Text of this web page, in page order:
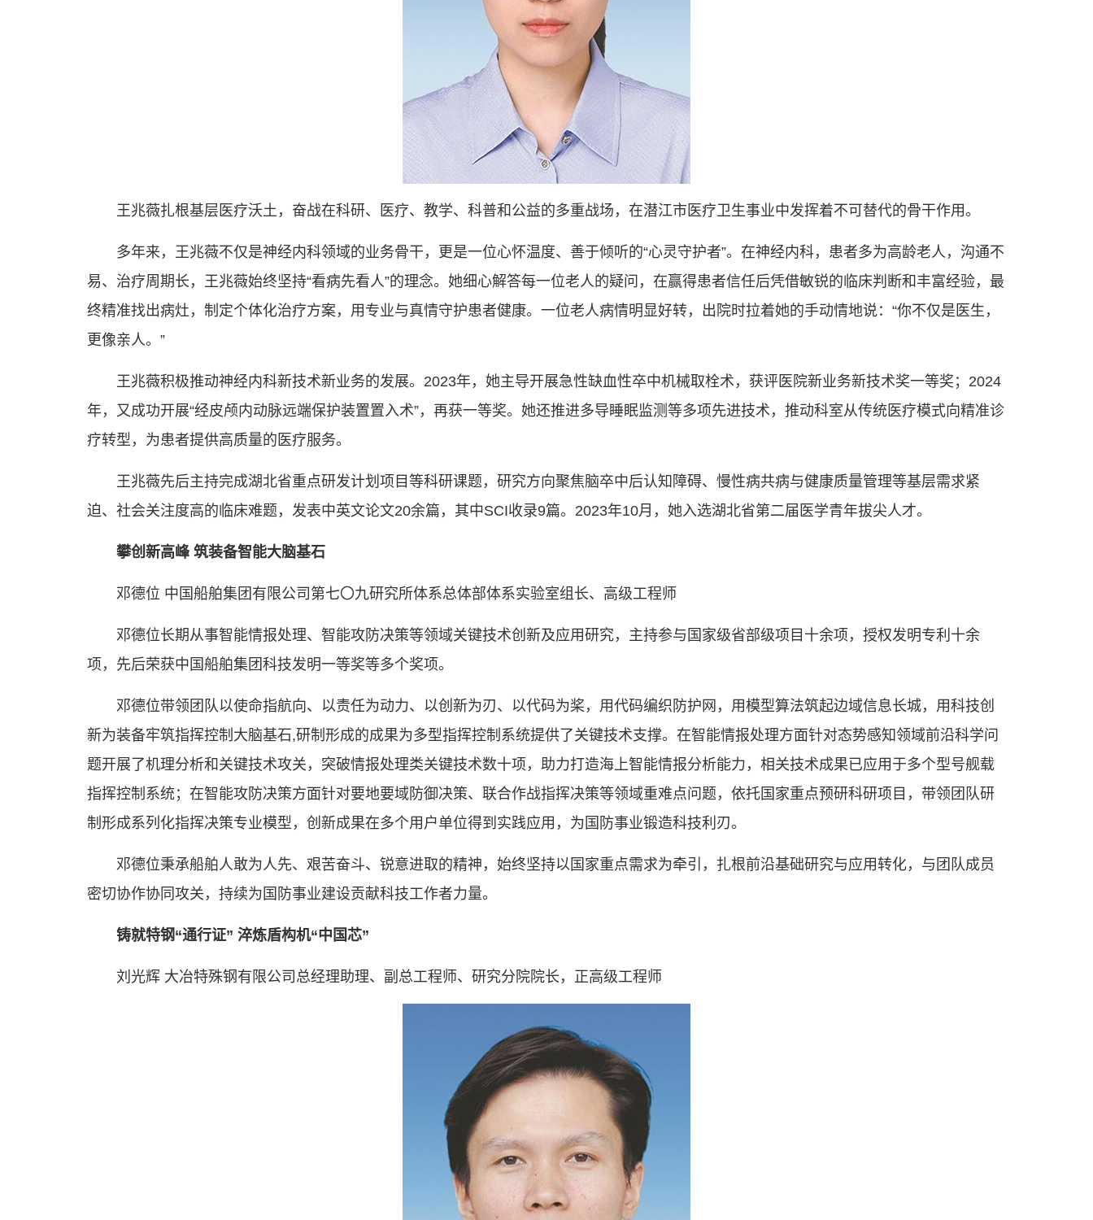
王兆薇扎根基层医疗沃土，奋战在科研、医疗、教学、科普和公益的多重战场，在潜江市医疗卫生事业中发挥着不可替代的骨干作用。
多年来，王兆薇不仅是神经内科领域的业务骨干，更是一位心怀温度、善于倾听的“心灵守护者”。在神经内科，患者多为高龄老人，沟通不
易、治疗周期长，王兆薇始终坚持“看病先看人”的理念。她细心解答每一位老人的疑问，在赢得患者信任后凭借敏锐的临床判断和丰富经验，最
终精准找出病灶，制定个体化治疗方案，用专业与真情守护患者健康。一位老人病情明显好转，出院时拉着她的手动情地说：“你不仅是医生，
更像亲人。”
王兆薇积极推动神经内科新技术新业务的发展。2023年，她主导开展急性缺血性卒中机械取栓术，获评医院新业务新技术奖一等奖；2024
年，又成功开展“经皮颅内动脉远端保护装置置入术”，再获一等奖。她还推进多导睡眠监测等多项先进技术，推动科室从传统医疗模式向精准诊
疗转型，为患者提供高质量的医疗服务。
王兆薇先后主持完成湖北省重点研发计划项目等科研课题，研究方向聚焦脑卒中后认知障碍、慢性病共病与健康质量管理等基层需求紧
迫、社会关注度高的临床难题，发表中英文论文20余篇，其中SCI收录9篇。2023年10月，她入选湖北省第二届医学青年拔尖人才。
攀创新高峰 筑装备智能大脑基石
邓德位 中国船舶集团有限公司第七〇九研究所体系总体部体系实验室组长、高级工程师
邓德位长期从事智能情报处理、智能攻防决策等领域关键技术创新及应用研究，主持参与国家级省部级项目十余项，授权发明专利十余
项，先后荣获中国船舶集团科技发明一等奖等多个奖项。
邓德位带领团队以使命指航向、以责任为动力、以创新为刃、以代码为桨，用代码编织防护网，用模型算法筑起边域信息长城，用科技创
新为装备牢筑指挥控制大脑基石,研制形成的成果为多型指挥控制系统提供了关键技术支撑。在智能情报处理方面针对态势感知领域前沿科学问
题开展了机理分析和关键技术攻关，突破情报处理类关键技术数十项，助力打造海上智能情报分析能力，相关技术成果已应用于多个型号舰载
指挥控制系统；在智能攻防决策方面针对要地要域防御决策、联合作战指挥决策等领域重难点问题，依托国家重点预研科研项目，带领团队研
制形成系列化指挥决策专业模型，创新成果在多个用户单位得到实践应用，为国防事业锻造科技利刃。
邓德位秉承船舶人敢为人先、艰苦奋斗、锐意进取的精神，始终坚持以国家重点需求为牵引，扎根前沿基础研究与应用转化，与团队成员
密切协作协同攻关，持续为国防事业建设贡献科技工作者力量。
铸就特钢“通行证” 淬炼盾构机“中国芯”
刘光辉 大冶特殊钢有限公司总经理助理、副总工程师、研究分院院长，正高级工程师